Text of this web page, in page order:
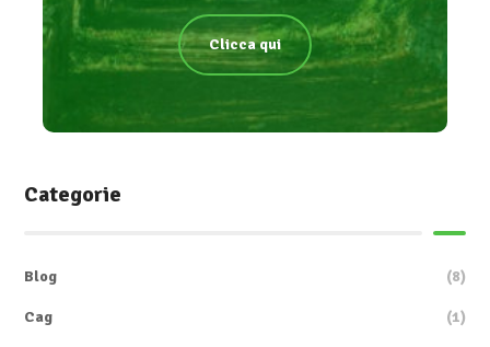
Clicca qui
Categorie
Blog (8)
Cag (1)